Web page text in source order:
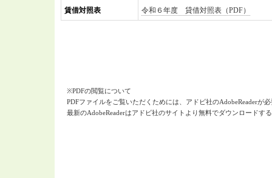
賃借対照表 令和６年度 貸借対照表（PDF）
※PDFの閲覧について
PDFファイルをご覧いただくためには、アドビ社のAdobeReaderが
最新のAdobeReaderはアドビ社のサイトより無料でダウンロードす